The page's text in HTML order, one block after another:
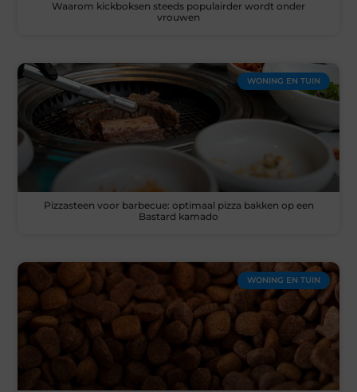
Waarom kickboksen steeds populairder wordt onder
vrouwen
WONING EN TUIN
Pizzasteen voor barbecue: optimaal pizza bakken op een
Bastard kamado
WONING EN TUIN